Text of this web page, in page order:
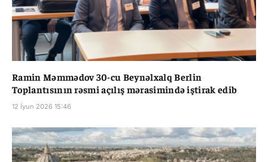
Ramin Məmmədov 30-cu Beynəlxalq Berlin
Toplantısının rəsmi açılış mərasimində iştirak edib
12 İyun 2026 15:46